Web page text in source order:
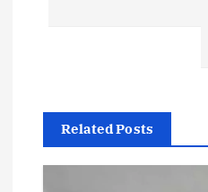
g
a
Related Posts